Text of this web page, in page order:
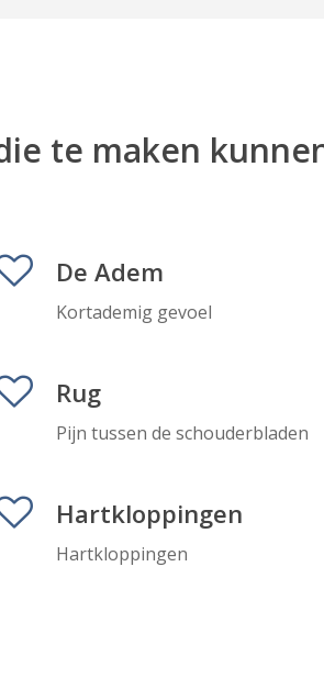
te maken
De Adem
Kortademig gevoel
Rug
Pijn tussen de schouderbladen
Hartkloppingen
Hartkloppingen